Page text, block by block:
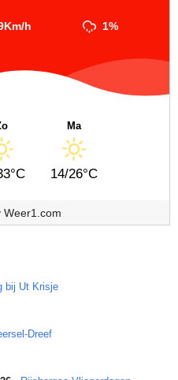
h 1%
Ma
14/26°C
Weer1.com
bij Ut Krisje
Dreef